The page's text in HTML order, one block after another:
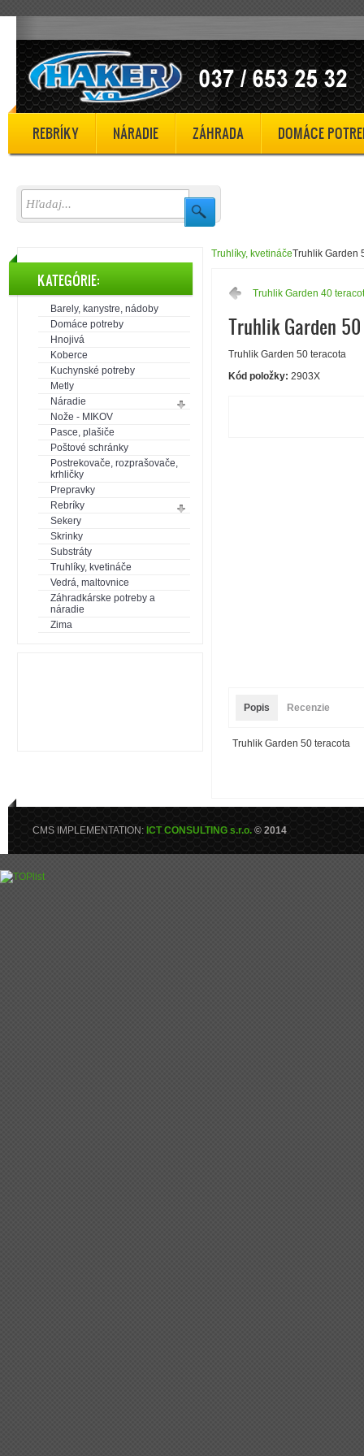
REBRÍKY NÁRADIE ZÁHRADA DOMÁCE
KATEGÓRIE:
Barely, kanystre, nádoby
Domáce potreby
Hnojivá
Koberce
Kuchynské potreby
Metly
Náradie
Nože - MIKOV
Pasce, plašiče
Poštové schránky
Postrekovače, rozprašovače,
krhličky
Prepravky
Rebríky
Sekery
Skrinky
Substráty
Truhlíky, kvetináče
Vedrá, maltovnice
Záhradkárske potreby a
náradie
Zima
Truhlíky, kvetináčeTruhlik Garden
Truhlik Garden 40
Truhlik Garden
Truhlik Garden 50 teracota
Kód položky: 2903X
Popis Recenzie
Truhlik Garden 50 teracota
CMS IMPLEMENTATION: ICT CONSULTING s.r.o. © 2014